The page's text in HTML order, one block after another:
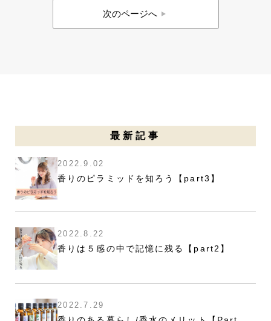
次のページへ
最新記事
2022.9.02
香りのピラミッドを知ろう【part3】
2022.8.22
香りは５感の中で記憶に残る【part2】
2022.7.29